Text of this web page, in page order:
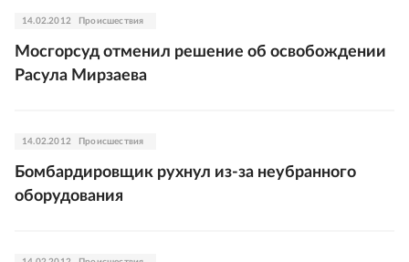
14.02.2012 Происшествия
Мосгорсуд отменил решение об освобождении
Расула Мирзаева
14.02.2012 Происшествия
Бомбардировщик рухнул из-за неубранного
оборудования